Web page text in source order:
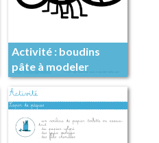
Activité : boudins
pâte à modeler